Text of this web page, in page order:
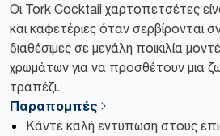
Οι Tork Cocktail χαρτοπετσέτες
και καφετέριες όταν σερβίρονται
διαθέσιμες σε μεγάλη ποικιλία
χρωμάτων για να προσθέτουν μια
τραπέζι.
Παραπομπές
Κάντε καλή εντύπωση στους